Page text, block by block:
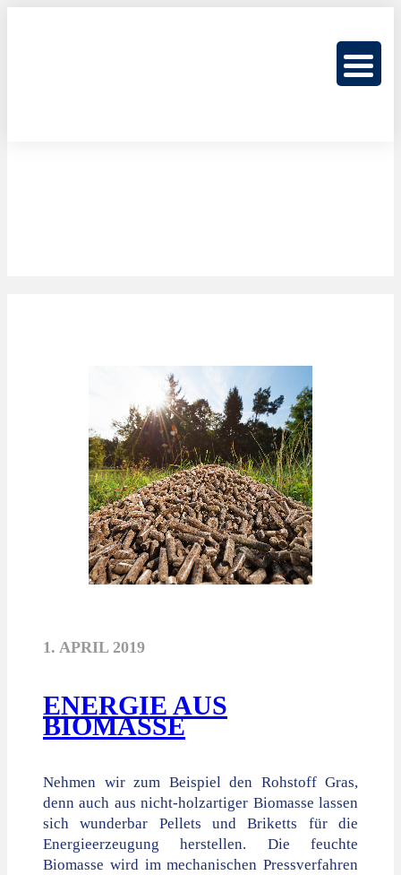
1. APRIL 2019
ENERGIE AUS
BIOMASSE
Nehmen wir zum Beispiel den Rohstoff Gras,
denn auch aus nicht-holzartiger Biomasse lassen
sich wunderbar Pellets und Briketts für die
Energieerzeugung herstellen. Die feuchte
Biomasse wird im mechanischen Pressverfahren